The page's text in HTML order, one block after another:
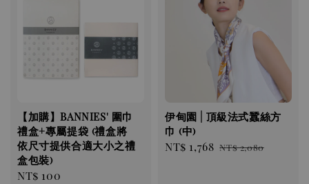
【加購】BANNIES' 圍巾
禮盒+專屬提袋 (禮盒將
依尺寸提供合適大小之禮
盒包裝)
Regular
NT$ 100
伊甸園 | 頂級法式蠶絲方
巾 (中)
Sale
NT$ 1,768 Regular
NT$ 2,080